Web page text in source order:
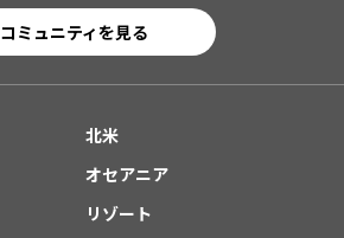
コミュニティを見る
北米
オセアニア
リゾート